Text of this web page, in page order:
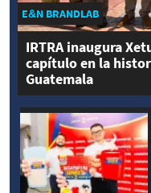
E&N BRANDLAB
IRTRA inaugura
capítulo en la
Guatemala